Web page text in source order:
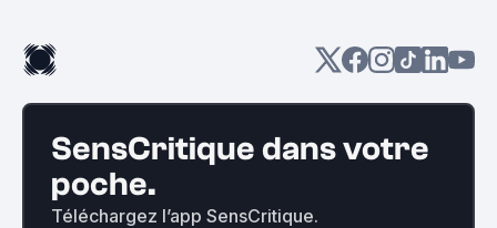
SensCritique dans votre
poche.
Téléchargez l’app SensCritique.